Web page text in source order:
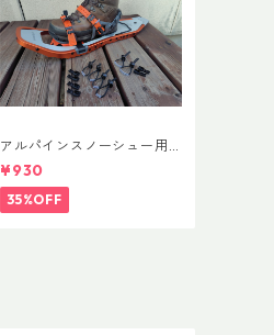
アルパインスノーシュー用
ストラップキャッチ(ペア)
¥930
35%OFF